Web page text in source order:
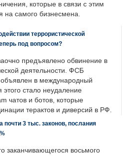
которые в связи с этим
на самого бизнесмена.
террористической
под вопросом?
предъявлено обвинение в
деятельности. ФСБ
в международный
стало неудаление
чатов и ботов, которые
терактов и диверсий в РФ.
3 тыс. законов, послания
заканчивающегося восьмого